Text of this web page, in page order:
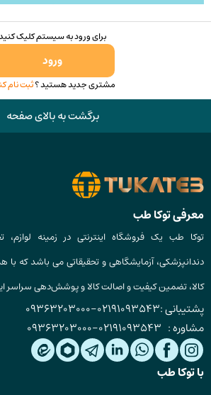
برای ورود به سیستم کلیک
ورود
مشتری جدید هستید ؟ثبت نام
برگشت به بالای صفحه
معرفی توکا طب
توکا طب یک فروشگاه اینترنتی در زمینه لوازم،
دندانپزشکی، آزمایشگاهی و تحقیقاتی می باشد که با
کالا، تضمین کیفیت و اصالت کالا و پوشش‌دهی سراسر
پشتیبانی :02191093543
-
09363203000
مشاوره : 02191093543
-
09363203000
با توکا طب